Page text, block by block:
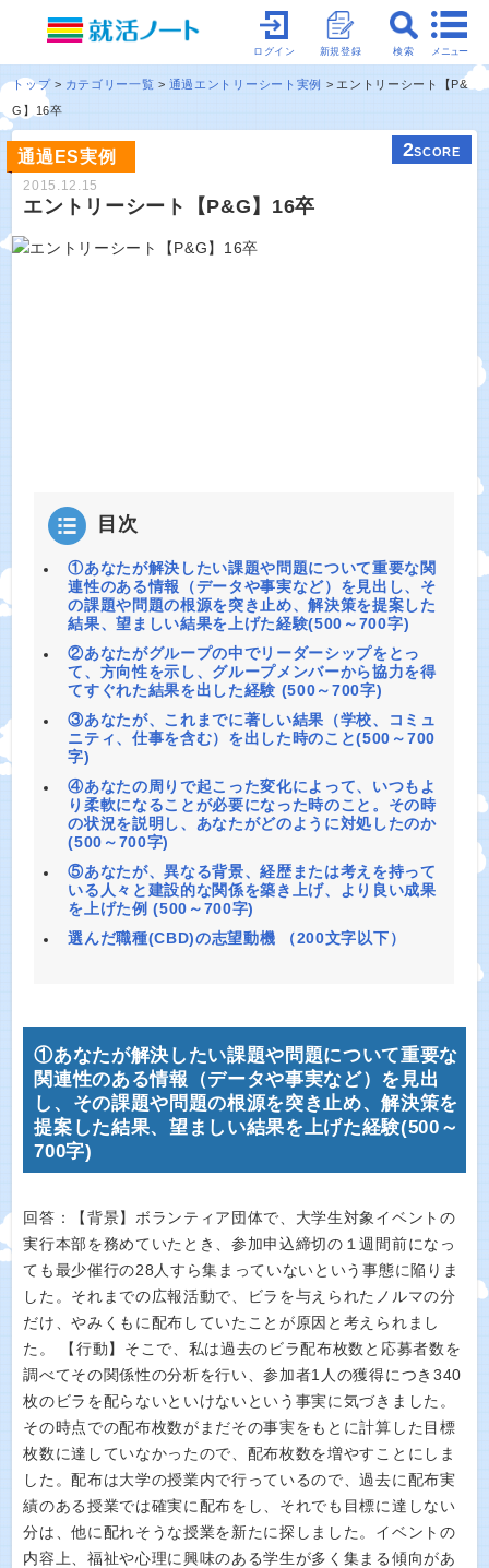
メニュー
検索
新規登録
ログイン
トップ カテゴリー一覧 通過エントリーシート実例
エントリーシート【P&
G】16卒
通過ES実例 2SCORE
2015.12.15
エントリーシート【P&G】16卒
目次
①あなたが解決したい課題や問題について重要な関
連性のある情報（データや事実など）を見出し、そ
の課題や問題の根源を突き止め、解決策を提案した
結果、望ましい結果を上げた経験(500～700字)
②あなたがグループの中でリーダーシップをとっ
て、方向性を示し、グループメンバーから協力を得
てすぐれた結果を出した経験 (500～700字)
③あなたが、これまでに著しい結果（学校、コミュ
ニティ、仕事を含む）を出した時のこと(500～700
字)
④あなたの周りで起こった変化によって、いつもよ
り柔軟になることが必要になった時のこと。その時
の状況を説明し、あなたがどのように対処したのか
(500～700字)
⑤あなたが、異なる背景、経歴または考えを持って
いる人々と建設的な関係を築き上げ、より良い成果
を上げた例 (500～700字)
選んだ職種(CBD)の志望動機 （200文字以下）
①あなたが解決したい課題や問題について重要な
関連性のある情報（データや事実など）を見出
し、その課題や問題の根源を突き止め、解決策を
提案した結果、望ましい結果を上げた経験(500～
700字)
回答：【背景】ボランティア団体で、大学生対象イベントの
実行本部を務めていたとき、参加申込締切の１週間前になっ
ても最少催行の28人すら集まっていないという事態に陥りま
した。それまでの広報活動で、ビラを与えられたノルマの分
だけ、やみくもに配布していたことが原因と考えられまし
た。 【行動】そこで、私は過去のビラ配布枚数と応募者数を
調べてその関係性の分析を行い、参加者1人の獲得につき340
枚のビラを配らないといけないという事実に気づきました。
その時点での配布枚数がまだその事実をもとに計算した目標
枚数に達していなかったので、配布枚数を増やすことにしま
した。配布は大学の授業内で行っているので、過去に配布実
績のある授業では確実に配布をし、それでも目標に達しない
分は、他に配れそうな授業を新たに探しました。イベントの
内容上、福祉や心理に興味のある学生が多く集まる傾向があ